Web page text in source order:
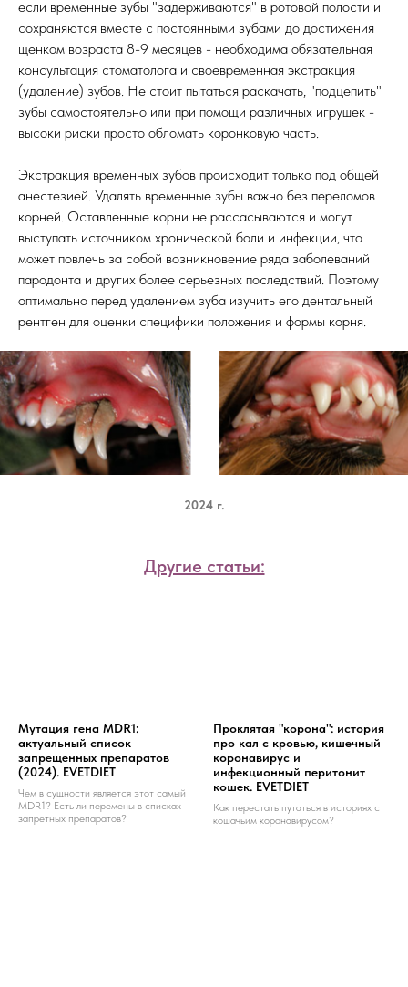
если временные зубы "задерживаются" в ротовой полости и
сохраняются вместе с постоянными зубами до достижения
щенком возраста 8-9 месяцев - необходима обязательная
консультация стоматолога и своевременная экстракция
(удаление) зубов. Не стоит пытаться раскачать, "подцепить"
зубы самостоятельно или при помощи различных игрушек -
высоки риски просто обломать коронковую часть.
Экстракция временных зубов происходит только под общей
анестезией. Удалять временные зубы важно без переломов
корней. Оставленные корни не рассасываются и могут
выступать источником хронической боли и инфекции, что
может повлечь за собой возникновение ряда заболеваний
пародонта и других более серьезных последствий. Поэтому
оптимально перед удалением зуба изучить его дентальный
рентген для оценки специфики положения и формы корня.
2024 г.
Другие статьи:
Мутация гена MDR1:
актуальный список
запрещенных препаратов
(2024). EVETDIET
Чем в сущности является этот самый
MDR1? Есть ли перемены в списках
запретных препаратов?
Проклятая "корона": история
про кал с кровью, кишечный
коронавирус и
инфекционный перитонит
кошек. EVETDIET
Как перестать путаться в историях с
кошачьим коронавирусом?